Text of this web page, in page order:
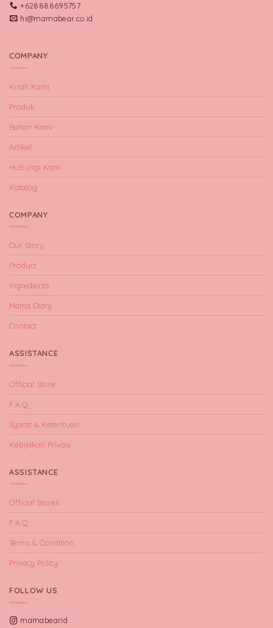
+628888695757
hi@mamabear.co.id
COMPANY
Kisah Kami
Produk
Bahan Kami
Artikel
Hubungi Kami
Katalog
COMPANY
Our Story
Product
Ingredients
Mama Diary
Contact
ASSISTANCE
Official Store
F.A.Q
Syarat & Ketentuan
Kebijakan Privasi
ASSISTANCE
Official Stores
F.A.Q
Terms & Condition
Privacy Policy
FOLLOW US
mamabearid